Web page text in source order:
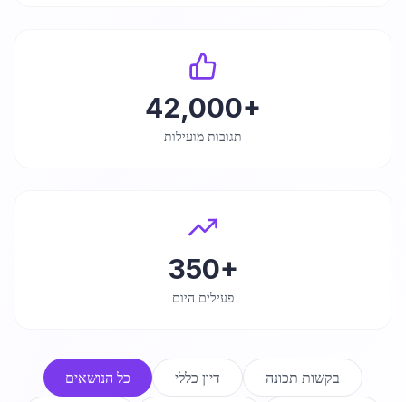
42,000+
תגובות מועילות
350+
פעילים היום
כל הנושאים דיון כללי בקשות תכונה